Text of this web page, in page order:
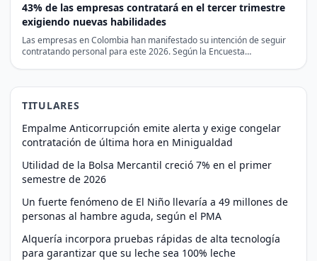
43% de las empresas contratará en el tercer trimestre
exigiendo nuevas habilidades
Las empresas en Colombia han manifestado su intención de seguir
contratando personal para este 2026. Según la Encuesta…
TITULARES
Empalme Anticorrupción emite alerta y exige congelar
contratación de última hora en Minigualdad
Utilidad de la Bolsa Mercantil creció 7% en el primer
semestre de 2026
Un fuerte fenómeno de El Niño llevaría a 49 millones de
personas al hambre aguda, según el PMA
Alquería incorpora pruebas rápidas de alta tecnología
para garantizar que su leche sea 100% leche